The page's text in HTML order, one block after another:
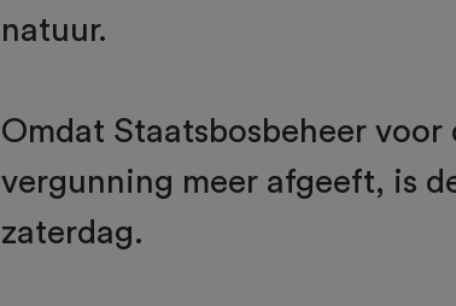
natuur.
Omdat Staatsbosbeheer voor
vergunning meer afgeeft, is
zaterdag.